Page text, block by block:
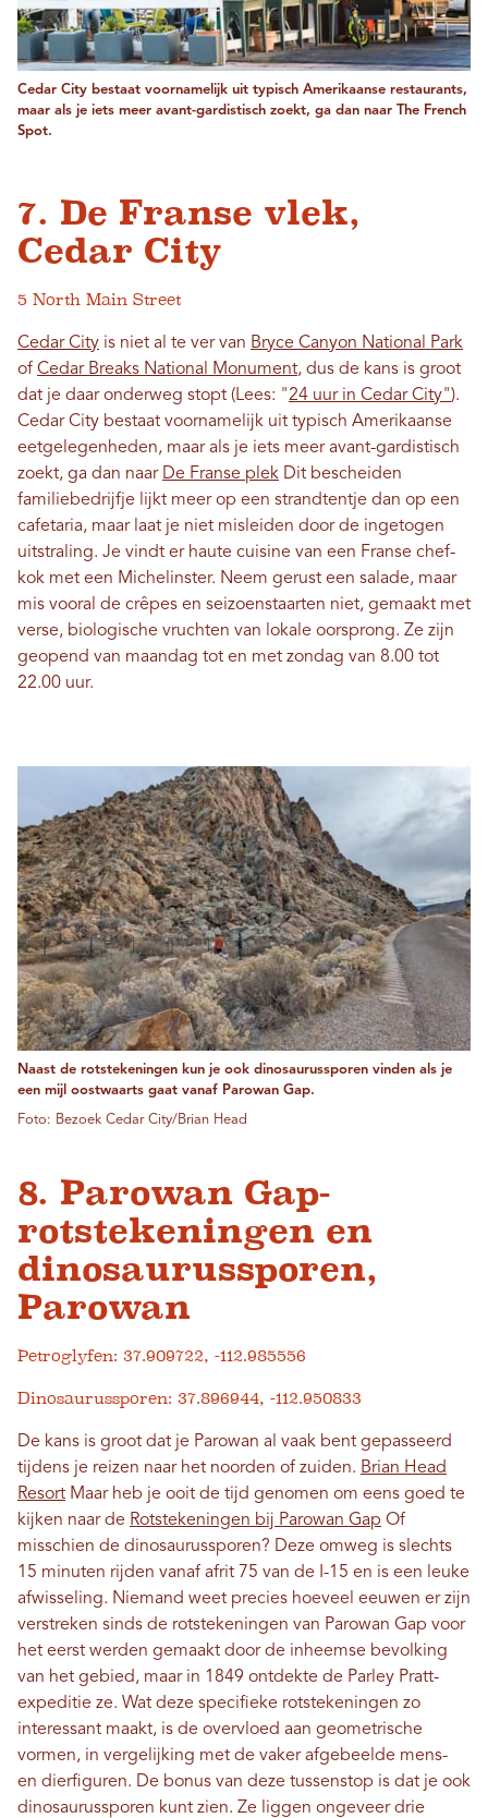
Cedar City bestaat voornamelijk uit typisch Amerikaanse restaurants,
maar als je iets meer avant-gardistisch zoekt, ga dan naar The French
Spot.
7. De Franse vlek,
Cedar City
5 North Main Street
Cedar City is niet al te ver van Bryce Canyon National Park
of Cedar Breaks National Monument, dus de kans is groot
dat je daar onderweg stopt (Lees: "24 uur in Cedar City").
Cedar City bestaat voornamelijk uit typisch Amerikaanse
eetgelegenheden, maar als je iets meer avant-gardistisch
zoekt, ga dan naar De Franse plek Dit bescheiden
familiebedrijfje lijkt meer op een strandtentje dan op een
cafetaria, maar laat je niet misleiden door de ingetogen
uitstraling. Je vindt er haute cuisine van een Franse chef-
kok met een Michelinster. Neem gerust een salade, maar
mis vooral de crêpes en seizoenstaarten niet, gemaakt met
verse, biologische vruchten van lokale oorsprong. Ze zijn
geopend van maandag tot en met zondag van 8.00 tot
22.00 uur.
Naast de rotstekeningen kun je ook dinosaurussporen vinden als je
een mijl oostwaarts gaat vanaf Parowan Gap.
Foto: Bezoek Cedar City/Brian Head
8. Parowan Gap-
rotstekeningen en
dinosaurussporen,
Parowan
Petroglyfen: 37.909722, -112.985556
Dinosaurussporen: 37.896944, -112.950833
De kans is groot dat je Parowan al vaak bent gepasseerd
tijdens je reizen naar het noorden of zuiden. Brian Head
Resort Maar heb je ooit de tijd genomen om eens goed te
kijken naar de Rotstekeningen bij Parowan Gap Of
misschien de dinosaurussporen? Deze omweg is slechts
15 minuten rijden vanaf afrit 75 van de I-15 en is een leuke
afwisseling. Niemand weet precies hoeveel eeuwen er zijn
verstreken sinds de rotstekeningen van Parowan Gap voor
het eerst werden gemaakt door de inheemse bevolking
van het gebied, maar in 1849 ontdekte de Parley Pratt-
expeditie ze. Wat deze specifieke rotstekeningen zo
interessant maakt, is de overvloed aan geometrische
vormen, in vergelijking met de vaker afgebeelde mens-
en dierfiguren. De bonus van deze tussenstop is dat je ook
dinosaurussporen kunt zien. Ze liggen ongeveer drie